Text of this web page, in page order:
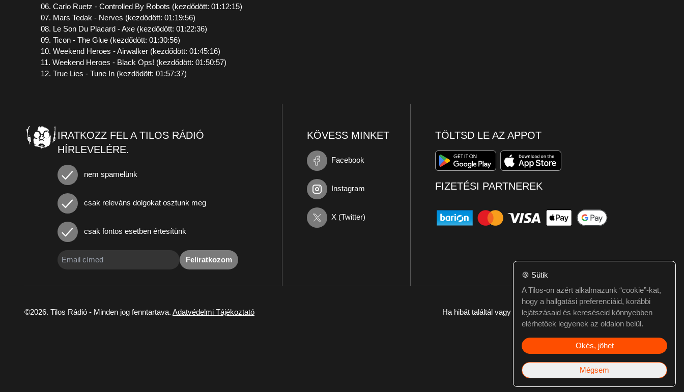
06. Carlo Ruetz - Controlled By Robots (kezdődött: 01:12:15)
07. Mars Tedak - Nerves (kezdődött: 01:19:56)
08. Le Son Du Placard - Axe (kezdődött: 01:22:36)
09. Ticon - The Glue (kezdődött: 01:30:56)
10. Weekend Heroes - Airwalker (kezdődött: 01:45:16)
11. Weekend Heroes - Black Ops! (kezdődött: 01:50:57)
12. True Lies - Tune In (kezdődött: 01:57:37)
IRATKOZZ FEL A TILOS RÁDIÓ
HÍRLEVELÉRE.
nem spamelünk
csak releváns dolgokat osztunk meg
csak fontos esetben értesítünk
Feliratkozom
KÖVESS MINKET
Facebook
Instagram
X (Twitter)
TÖLTSD LE AZ APPOT
FIZETÉSI PARTNEREK
©2026. Tilos Rádió - Minden jog fenntartava. Adatvédelmi Tájékoztató Ha hibát találtál vagy kérdésed van itt jelezd:webmester@tilos.hu
🍪 Sütik
A Tilos-on azért alkalmazunk “cookie”-kat,
hogy a hallgatási preferenciáid, korábbi
lejátszásaid és kereséseid könnyebben
elérhetőek legyenek az oldalon belül.
Okés, jöhet
Mégsem